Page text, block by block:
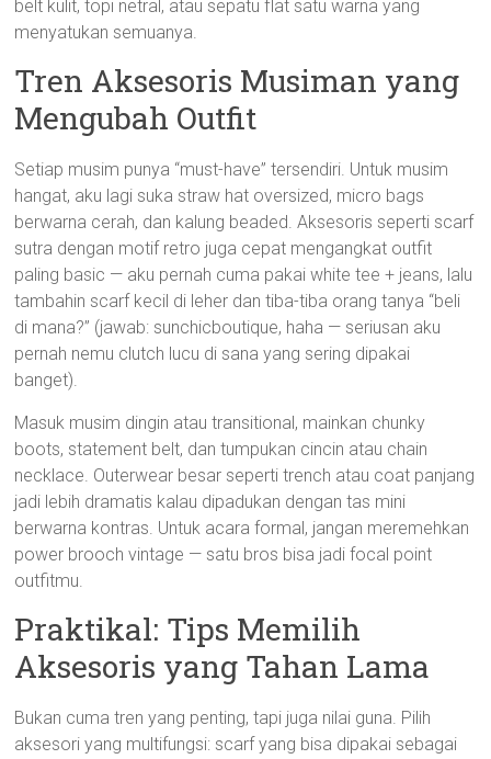
belt kulit, topi netral, atau sepatu flat satu warna yang
menyatukan semuanya.
Tren Aksesoris Musiman yang
Mengubah Outfit
Setiap musim punya “must-have” tersendiri. Untuk musim
hangat, aku lagi suka straw hat oversized, micro bags
berwarna cerah, dan kalung beaded. Aksesoris seperti scarf
sutra dengan motif retro juga cepat mengangkat outfit
paling basic — aku pernah cuma pakai white tee + jeans, lalu
tambahin scarf kecil di leher dan tiba-tiba orang tanya “beli
di mana?” (jawab: sunchicboutique, haha — seriusan aku
pernah nemu clutch lucu di sana yang sering dipakai
banget).
Masuk musim dingin atau transitional, mainkan chunky
boots, statement belt, dan tumpukan cincin atau chain
necklace. Outerwear besar seperti trench atau coat panjang
jadi lebih dramatis kalau dipadukan dengan tas mini
berwarna kontras. Untuk acara formal, jangan meremehkan
power brooch vintage — satu bros bisa jadi focal point
outfitmu.
Praktikal: Tips Memilih
Aksesoris yang Tahan Lama
Bukan cuma tren yang penting, tapi juga nilai guna. Pilih
aksesori yang multifungsi: scarf yang bisa dipakai sebagai